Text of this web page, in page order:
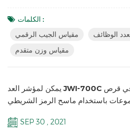
من نوعها! الميزات الرئيسية لـ JCA: ميزان متقدم لحساب قطع الغيار في
بمنصات أكبر ومقاييس أرضية) مجهزة
طاولة خاص متين ...
الكلمات :
مقياس الجيب الرقمي
الوظائف
مقياس وزن متقدم
يمكن لمؤشر العد JWI-700C حفظ بيانات الوزن في قرص U في
باستخدام ماسح الرمز الشريطي
SEP 30 , 2021